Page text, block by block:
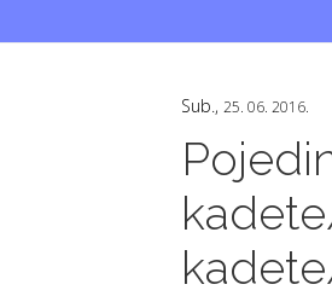
Sub., 25. 06. 2016.